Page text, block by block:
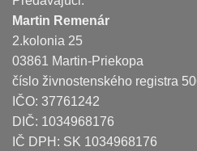
Martin Remenár
2.kolonia 25
03861 Martin-Priekopa
číslo živnostenského registra
IČO: 37761242
DIČ: 1034968176
IČ DPH: SK 1034968176